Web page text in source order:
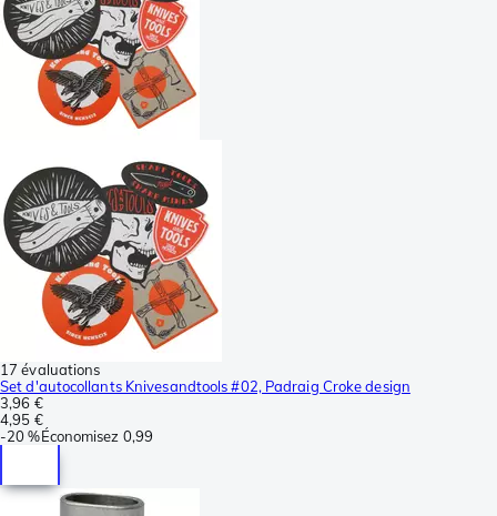
17 évaluations
Set d'autocollants Knivesandtools #02, Padraig Croke design
3,96 €
4,95 €
-20 %Économisez 0,99